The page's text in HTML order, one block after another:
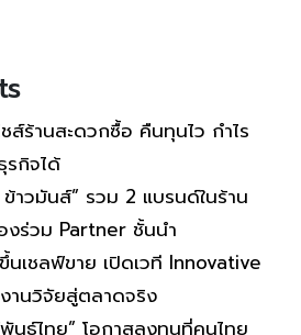
ส์ร้านสะดวกซื้อ คืนทุนไว กำไร
รกิจได้
าวมันส์” รวม 2 แบรนด์ในร้าน
งร่วม Partner ชั้นนำ
นเชลฟ์ขาย เปิดเวที Innovative
นวิจัยสู่ตลาดจริง
นธุ์ไทย” โอกาสลงทุนที่คนไทย